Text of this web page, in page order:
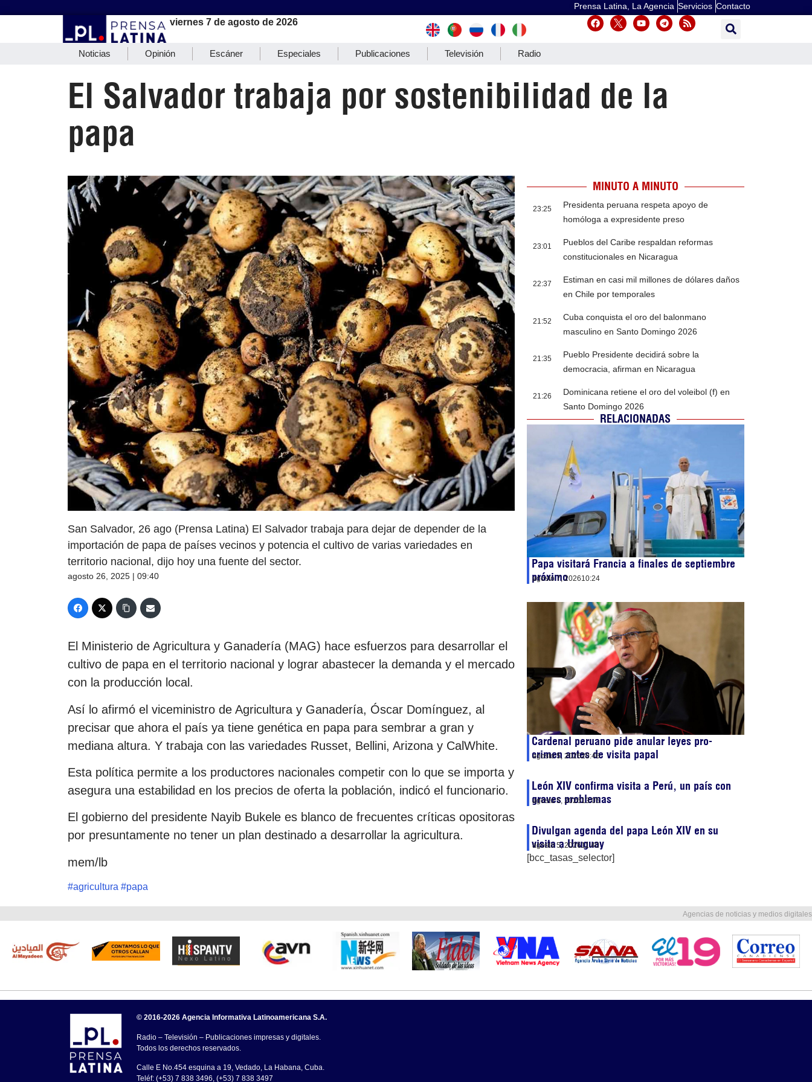
Prensa Latina, La Agencia Servicios Contacto
viernes 7 de agosto de 2026
Noticias Opinión Escáner Especiales Publicaciones Televisión Radio
El Salvador trabaja por sostenibilidad de la
papa
San Salvador, 26 ago (Prensa Latina) El Salvador trabaja para dejar de depender de la
importación de papa de países vecinos y potencia el cultivo de varias variedades en
territorio nacional, dijo hoy una fuente del sector.
agosto 26, 2025 | 09:40
El Ministerio de Agricultura y Ganadería (MAG) hace esfuerzos para desarrollar el
cultivo de papa en el territorio nacional y lograr abastecer la demanda y el mercado
con la producción local.
Así lo afirmó el viceministro de Agricultura y Ganadería, Óscar Domínguez, al
precisar que ahora el país ya tiene genética en papa para sembrar a gran y
mediana altura. Y trabaja con las variedades Russet, Bellini, Arizona y CalWhite.
Esta política permite a los productores nacionales competir con lo que se importa y
asegura una estabilidad en los precios de oferta la población, indicó el funcionario.
El gobierno del presidente Nayib Bukele es blanco de frecuentes críticas opositoras
por presuntamente no tener un plan destinado a desarrollar la agricultura.
mem/lb
#agricultura #papa
MINUTO A MINUTO
23:25
Presidenta peruana respeta apoyo de
homóloga a expresidente preso
23:01
Pueblos del Caribe respaldan reformas
constitucionales en Nicaragua
22:37
Estiman en casi mil millones de dólares daños
en Chile por temporales
21:52
Cuba conquista el oro del balonmano
masculino en Santo Domingo 2026
21:35
Pueblo Presidente decidirá sobre la
democracia, afirman en Nicaragua
21:26
Dominicana retiene el oro del voleibol (f) en
Santo Domingo 2026
RELACIONADAS
Papa visitará Francia a finales de septiembre
próximo
agosto 7, 202610:24
Cardenal peruano pide anular leyes pro-
crimen antes de visita papal
agosto 5, 202620:46
León XIV confirma visita a Perú, un país con
graves problemas
agosto 5, 202613:05
Divulgan agenda del papa León XIV en su
visita a Uruguay
agosto 5, 202611:40
[bcc_tasas_selector]
Agencias de noticias y medios digitales
© 2016-2026 Agencia Informativa Latinoamericana S.A.
Radio – Televisión – Publicaciones impresas y digitales.
Todos los derechos reservados.
Calle E No.454 esquina a 19, Vedado, La Habana, Cuba.
Teléf: (+53) 7 838 3496, (+53) 7 838 3497